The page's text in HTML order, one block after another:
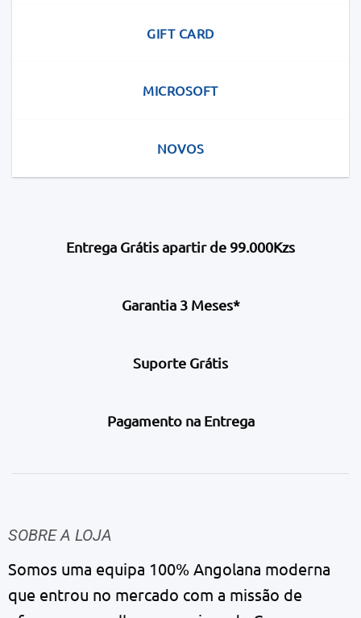
GIFT CARD
MICROSOFT
NOVOS
Entrega Grátis apartir de 99.000Kzs
Garantia 3 Meses*
Suporte Grátis
Pagamento na Entrega
SOBRE A LOJA
Somos uma equipa 100% Angolana moderna
que entrou no mercado com a missão de